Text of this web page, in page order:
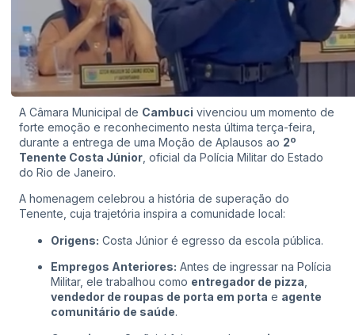
A Câmara Municipal de Cambuci vivenciou um momento de
forte emoção e reconhecimento nesta última terça-feira,
durante a entrega de uma Moção de Aplausos ao 2º
Tenente Costa Júnior , oficial da Polícia Militar do Estado
do Rio de Janeiro.
A homenagem celebrou a história de superação do
Tenente, cuja trajetória inspira a comunidade local:
Origens: Costa Júnior é egresso da escola pública.
Empregos Anteriores: Antes de ingressar na Polícia
Militar, ele trabalhou como entregador de pizza
vendedor de roupas de porta em porta e agente
comunitário de saúde.